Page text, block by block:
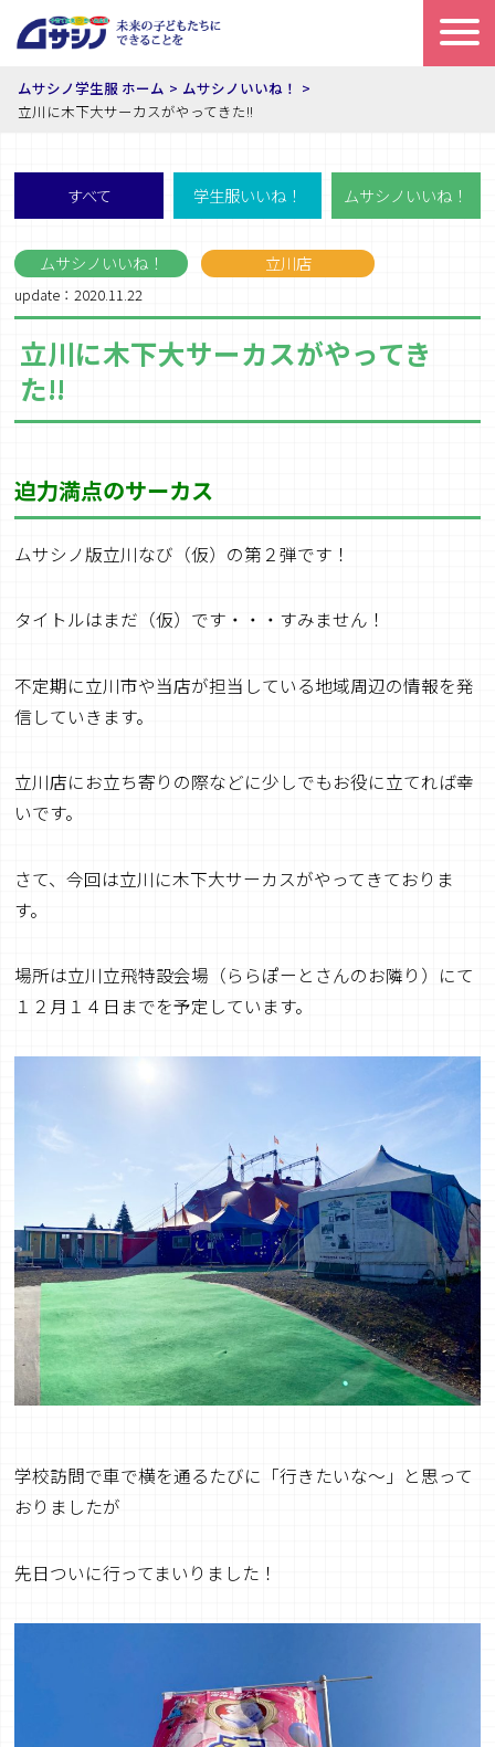
ムサシノ学生服 ホーム
ムサシノいいね！
立川に木下大サーカスがやってきた!!
すべて 学生服いいね！ ムサシノいいね！
ムサシノいいね！ 立川店
update：2020.11.22
立川に木下大サーカスがやってき
た!!
迫力満点のサーカス
ムサシノ版立川なび（仮）の第２弾です！
タイトルはまだ（仮）です・・・すみません！
不定期に立川市や当店が担当している地域周辺の情報を発
信していきます。
立川店にお立ち寄りの際などに少しでもお役に立てれば幸
いです。
さて、今回は立川に木下大サーカスがやってきておりま
す。
場所は立川立飛特設会場（ららぽーとさんのお隣り）にて
１２月１４日までを予定しています。
学校訪問で車で横を通るたびに「行きたいな～」と思って
おりましたが
先日ついに行ってまいりました！